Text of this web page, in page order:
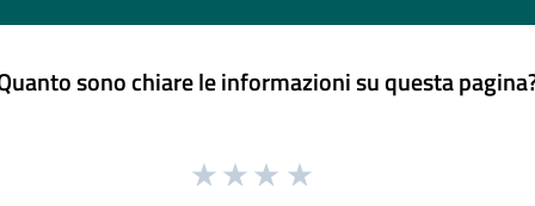
sono chiare le informazioni su questa